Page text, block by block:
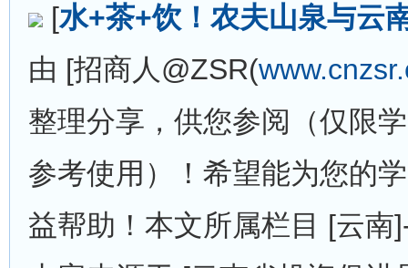
[水+茶+饮！农夫山泉与云
由 [招商人@ZSR(
整理分享，供您参阅（仅限
参考使用）！希望能为您的
益帮助！本文所属栏目 [云南